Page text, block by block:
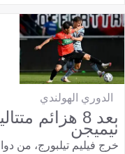
الدوري الهولندي
بعد 8 هزائم
نيميجن
خرج فيليم تيلبورج، من